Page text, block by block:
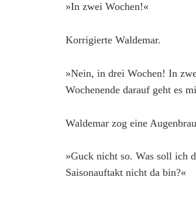
»In zwei Wochen!«
Korrigierte Waldemar.
»Nein, in drei Wochen! In
Wochenende darauf geht es
Waldemar zog eine
»Guck nicht so. Was soll ich
Saisonauftakt nicht da bin?«